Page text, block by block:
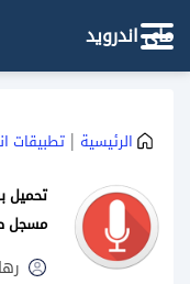
ماي اندرويد
الرئيسية | تطبيقات
مسجل